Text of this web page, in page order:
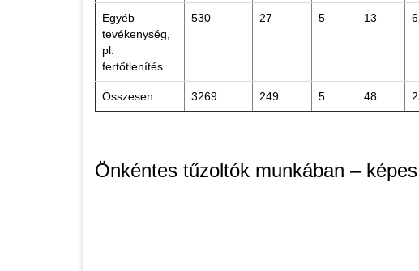
Egyéb
tevékenység,
pl:
fertőtlenítés
530 27 5 13
Összesen 3269 249 5 48
Önkéntes tűzoltók munkában –